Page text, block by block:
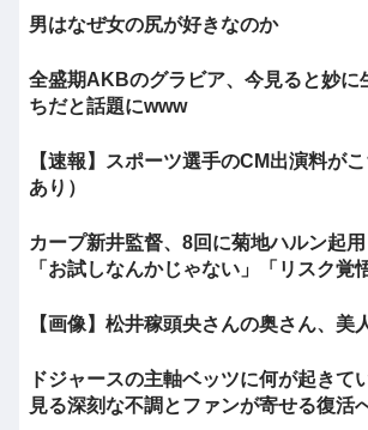
男はなぜ女の尻が好きなのか
全盛期AKBのグラビア、今見ると妙に
ちだと話題にwww
【速報】スポーツ選手のCM出演料が
あり）
カープ新井監督、8回に菊地ハルン起
「お試しなんかじゃない」「リスク覚
【画像】松井稼頭央さんの奥さん、美
ドジャースの主軸ベッツに何が起きて
見る深刻な不調とファンが寄せる復活